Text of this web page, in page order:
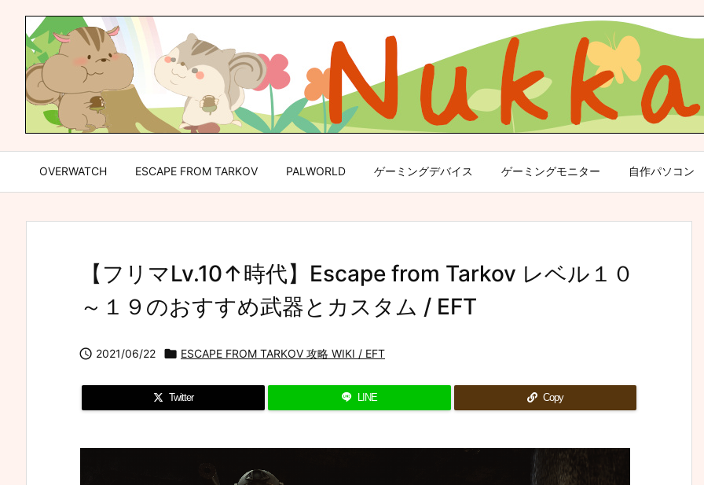
OVERWATCH ESCAPE FROM TARKOV PALWORLD ゲーミングデバイス ゲーミングモニター 自作パソコン
【フリマLv.10↑時代】Escape from Tarkov レベル１０
～１９のおすすめ武器とカスタム / EFT
 2021/06/22  ESCAPE FROM TARKOV 攻略 WIKI / EFT
Twitter LINE Copy